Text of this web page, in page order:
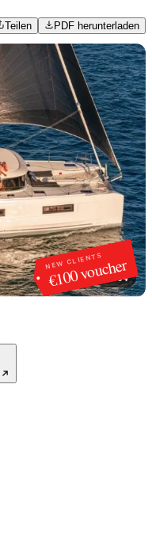
Teilen PDF herunterladen
NEW CLIENTS
€100 voucher
1/64